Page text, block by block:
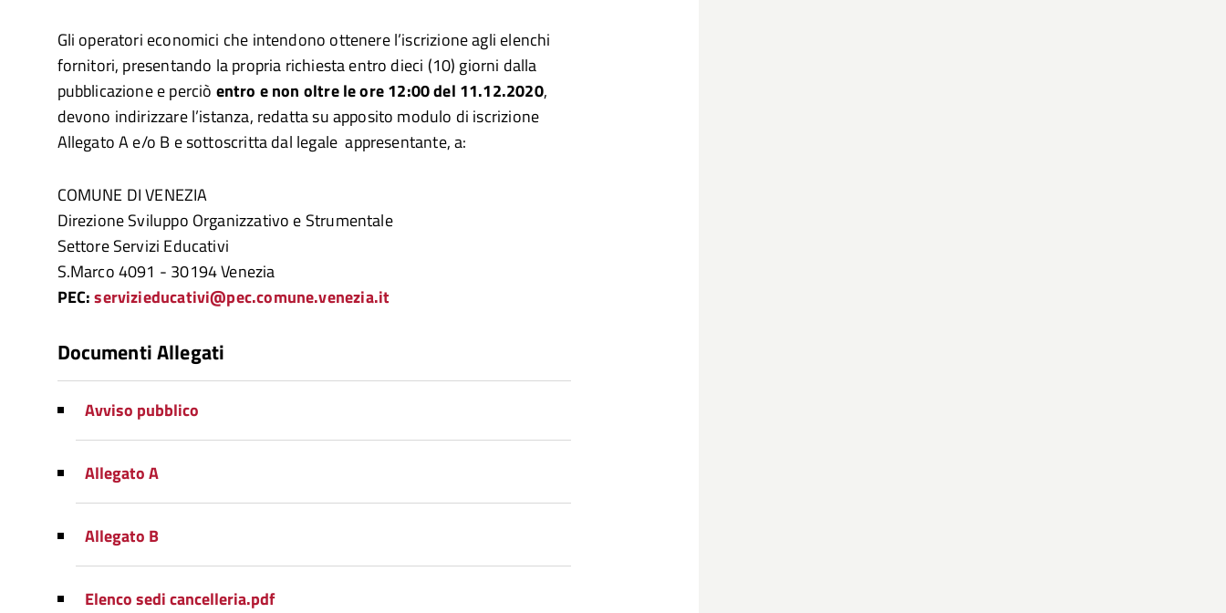
Gli operatori economici che intendono ottenere l’iscrizione agli elenchi
fornitori, presentando la propria richiesta entro dieci (10) giorni dalla
pubblicazione e perciò entro e non oltre le ore 12:00 del 11.12.2020,
devono indirizzare l’istanza, redatta su apposito modulo di iscrizione
Allegato A e/o B e sottoscritta dal legale appresentante, a:
COMUNE DI VENEZIA
Direzione Sviluppo Organizzativo e Strumentale
Settore Servizi Educativi
S.Marco 4091 - 30194 Venezia
PEC:servizieducativi@pec.comune.venezia.it
Documenti Allegati
Avviso pubblico
Allegato A
Allegato B
Elenco sedi cancelleria.pdf